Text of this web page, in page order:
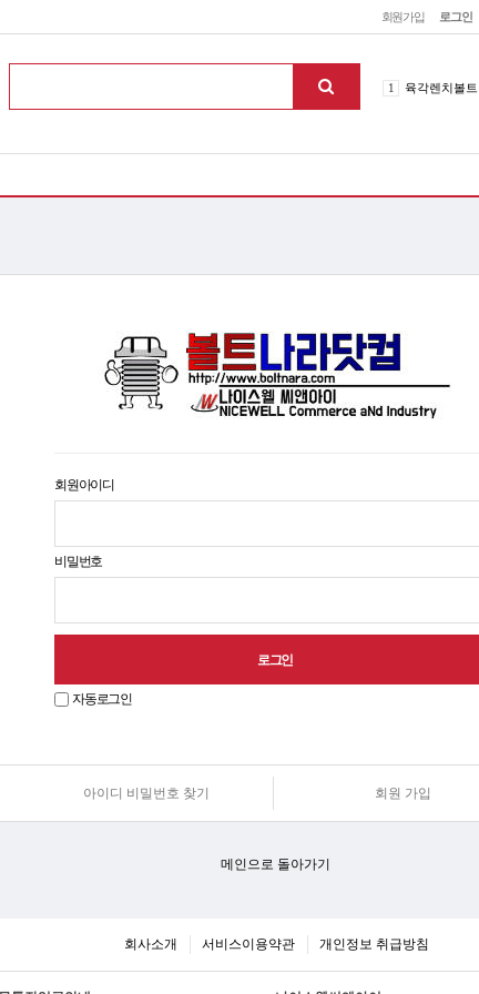
회원가입 로그인
1 육각렌치볼트
1 육각렌치볼트
맨위로
회원아이디
비밀번호
자동로그인
로
아이디 비밀번호 찾기 회원 가입
메인으로 돌아가기
회사소개 서비스이용약관 개인정보 취급방침